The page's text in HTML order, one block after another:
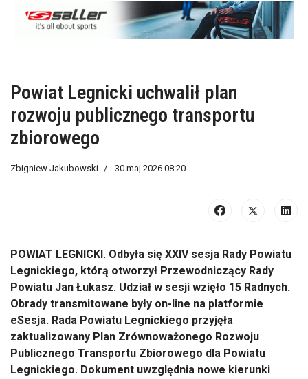
Powiat Legnicki uchwalił plan
rozwoju publicznego transportu
zbiorowego
Zbigniew Jakubowski 30 maj 2026 08:20
POWIAT LEGNICKI. Odbyła się XXIV sesja Rady Powiatu
Legnickiego, którą otworzył Przewodniczący Rady
Powiatu Jan Łukasz. Udział w sesji wzięło 15 Radnych.
Obrady transmitowane były on-line na platformie
eSesja. Rada Powiatu Legnickiego przyjęła
zaktualizowany Plan Zrównoważonego Rozwoju
Publicznego Transportu Zbiorowego dla Powiatu
Legnickiego. Dokument uwzględnia nowe kierunki